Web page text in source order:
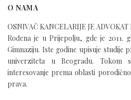
O NAMA
OSNIVAČ KANCELARIJE JE
Rođena je u Prijepolju, gde je 2011.
Gimnaziju. Iste godine upisuje studije
univerziteta u Beogradu. Tokom
interesovanje prema oblasti
prava.